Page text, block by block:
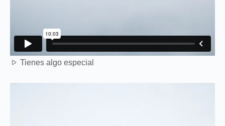
Tienes algo especial